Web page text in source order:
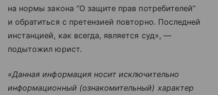
на нормы закона “О защите прав потребителей”
и обратиться с претензией повторно. Последней
инстанцией, как всегда, является суд», —
подытожил юрист.
«Данная информация носит исключительно
информационный (ознакомительный) характер